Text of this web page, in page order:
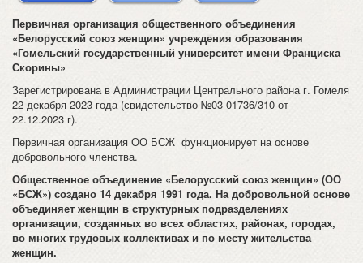
Первичная организация общественного объединения
«Белорусский союз женщин» учреждения образования
«Гомельский государственный университет имени Франциска
Скорины»
Зарегистрирована в Администрации Центрального района г. Гомеля
22 декабря 2023 года (свидетельство №03-01736/310 от
22.12.2023 г).
Первичная организация ОО БСЖ функционирует на основе
добровольного членства.
Общественное объединение «Белорусский союз женщин» (ОО
«БСЖ») создано 14 декабря 1991 года. На добровольной основе
объединяет женщин в структурных подразделениях
организации, созданных во всех областях, районах, городах,
во многих трудовых коллективах и по месту жительства
женщин.